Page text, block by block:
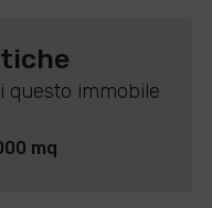
questo immobile
mq